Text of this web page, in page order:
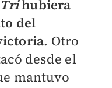
Trihubiera
del
. Otro
desde el
mantuvo